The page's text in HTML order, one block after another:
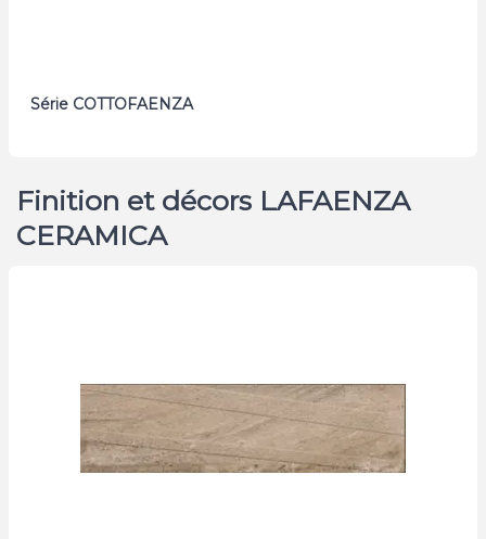
Série COTTOFAENZA
Finition et décors LAFAENZA
CERAMICA